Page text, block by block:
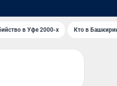
в Уфе 2000-х Кто в